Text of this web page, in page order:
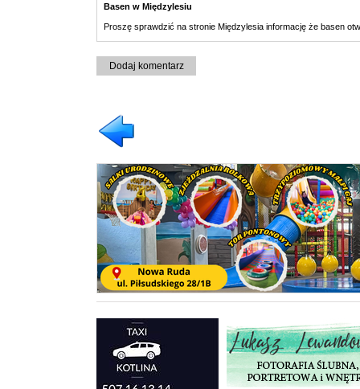
Basen w Międzylesiu
Proszę sprawdzić na stronie Międzylesia informację że basen
Dodaj komentarz